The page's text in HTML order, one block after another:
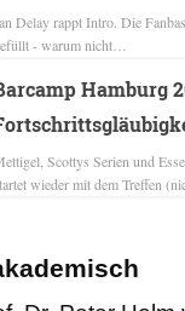
Delay rappt Intro. Die
- warum nicht…
Hamburg
Scottys Serien und
wieder mit dem Treffen